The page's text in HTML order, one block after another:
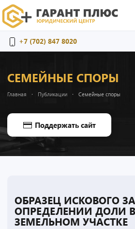
+7 (702) 847 8020
СЕМЕЙНЫЕ СПОРЫ
Главная Публикации Семейные споры
Поддержать сайт
ОБРАЗЕЦ ИСКОВОГО
ОПРЕДЕЛЕНИИ ДОЛИ В
ЗЕМЕЛЬНОМ УЧАСТКЕ